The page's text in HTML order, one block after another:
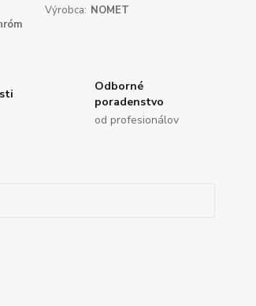
Výrobca: NOMET
Odborné
poradenstvo
od profesionálov